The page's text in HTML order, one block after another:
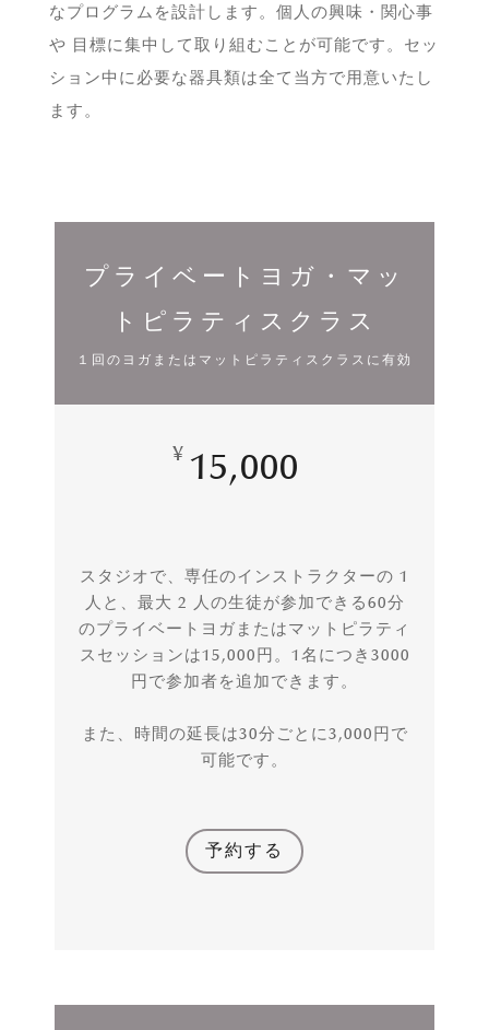
なプログラムを設計します。個人の興味・関心事
や 目標に集中して取り組むことが可能です。セッ
ション中に必要な器具類は全て当方で用意いたし
ます。
プライベートヨガ・マッ
トピラティスクラス
１回のヨガまたはマットピラティスクラスに有効
¥ 15,000
スタジオで、専任のインストラクターの 1
人と、最大 2 人の生徒が参加できる60分
のプライベートヨガまたはマットピラティ
スセッションは15,000円。1名につき3000
円で参加者を追加できます。
また、時間の延長は30分ごとに3,000円で
可能です。
予約する